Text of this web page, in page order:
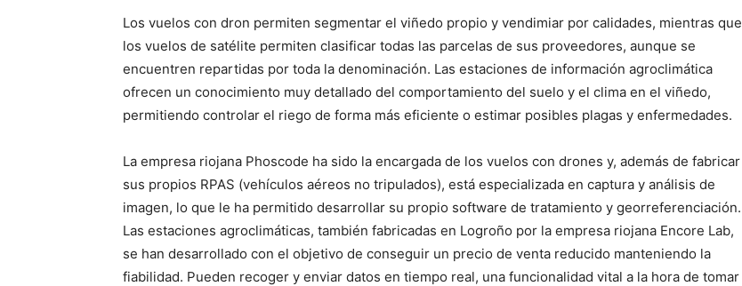
Los vuelos con dron permiten segmentar el viñedo propio y vendimiar por calidades, mientras que
los vuelos de satélite permiten clasificar todas las parcelas de sus proveedores, aunque se
encuentren repartidas por toda la denominación. Las estaciones de información agroclimática
ofrecen un conocimiento muy detallado del comportamiento del suelo y el clima en el viñedo,
permitiendo controlar el riego de forma más eficiente o estimar posibles plagas y enfermedades.
La empresa riojana Phoscode ha sido la encargada de los vuelos con drones y, además de fabricar
sus propios RPAS (vehículos aéreos no tripulados), está especializada en captura y análisis de
imagen, lo que le ha permitido desarrollar su propio software de tratamiento y georreferenciación.
Las estaciones agroclimáticas, también fabricadas en Logroño por la empresa riojana Encore Lab,
se han desarrollado con el objetivo de conseguir un precio de venta reducido manteniendo la
fiabilidad. Pueden recoger y enviar datos en tiempo real, una funcionalidad vital a la hora de tomar